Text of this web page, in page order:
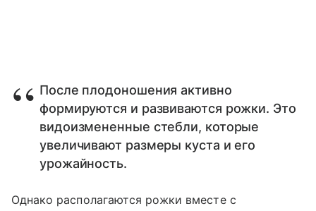
После плодоношения активно
формируются и развиваются рожки. Это
видоизмененные стебли, которые
увеличивают размеры куста и его
урожайность.
Однако располагаются рожки вместе с